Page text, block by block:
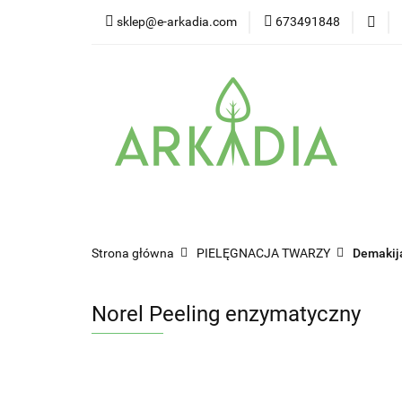
sklep@e-arkadia.com 673491848
Kategorie
Strona główna PIELĘGNACJA TWARZY
Norel Peeling enzymatyczny